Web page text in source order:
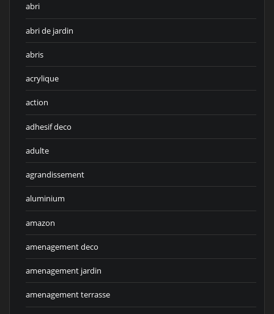
abri
abri de jardin
abris
acrylique
action
adhesif deco
adulte
agrandissement
aluminium
amazon
amenagement deco
amenagement jardin
amenagement terrasse